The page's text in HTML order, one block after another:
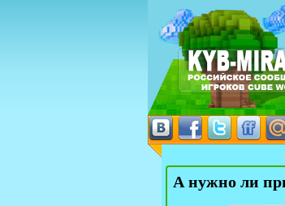
А нужно ли